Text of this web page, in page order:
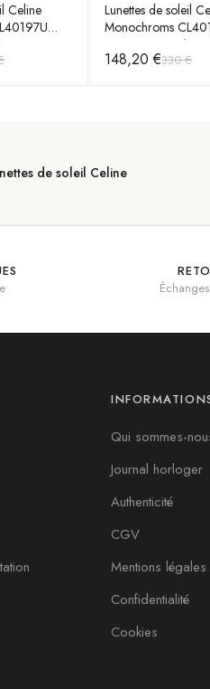
Celine
Lunettes de soleil
Monochroms
monture en acétate
148,20 €330 €
de soleil Celine
Qui sommes-
Journal horloger
Authenticité
CGV
Mentions légales
Confidentialité
Cookies